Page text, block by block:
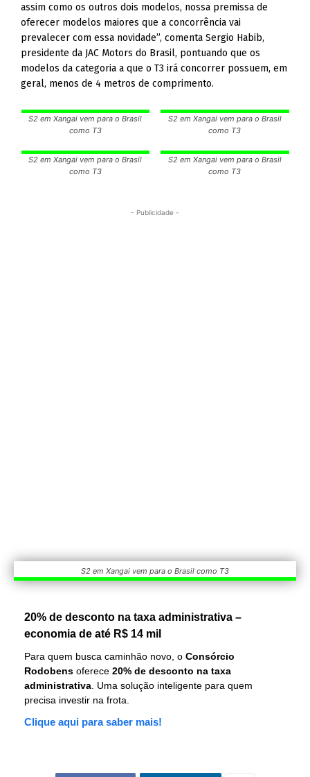
assim como os outros dois modelos, nossa premissa de
oferecer modelos maiores que a concorrência vai
prevalecer com essa novidade”, comenta Sergio Habib,
presidente da JAC Motors do Brasil, pontuando que os
modelos da categoria a que o T3 irá concorrer possuem, em
geral, menos de 4 metros de comprimento.
S2 em Xangai vem para o Brasil
como T3
S2 em Xangai vem para o Brasil
como T3
S2 em Xangai vem para o Brasil
como T3
S2 em Xangai vem para o Brasil
como T3
- Publicidade -
S2 em Xangai vem para o Brasil como T3
20% de desconto na taxa administrativa –
economia de até R$ 14 mil
Para quem busca caminhão novo, o Consórcio
Rodobens oferece 20% de desconto na taxa
administrativa . Uma solução inteligente para quem
precisa investir na frota.
Clique aqui para saber mais!